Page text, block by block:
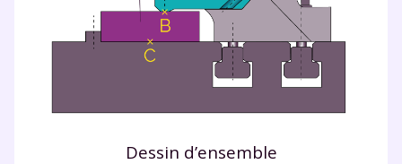
Dessin d’ensemble